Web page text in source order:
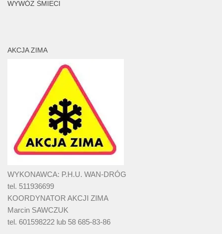
WYWÓZ ŚMIECI
AKCJA ZIMA
WYKONAWCA: P.H.U. WAN-DRÓG
tel. 511936699
KOORDYNATOR AKCJI ZIMA
Marcin SAWCZUK
tel. 601598222 lub 58 685-83-86